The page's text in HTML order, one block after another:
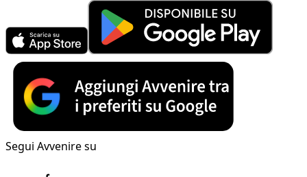
Segui Avvenire su